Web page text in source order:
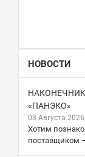
НОВОСТИ
«ПАНЭКО»
03 Августа
Хотим
поставщиком